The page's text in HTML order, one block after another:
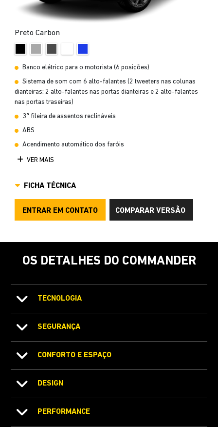
Preto Carbon
Banco elétrico para o motorista (6 posições)
Sistema de som com 6 alto-falantes (2 tweeters nas colunas
dianteiras; 2 alto-falantes nas portas dianteiras e 2 alto-falantes
nas portas traseiras)
3ª fileira de assentos reclináveis
ABS
Acendimento automático dos faróis
VER MAIS
FICHA TÉCNICA
ENTRAR EM CONTATO COMPARAR VERSÃO
OS DETALHES DO COMMANDER
TECNOLOGIA
SEGURANÇA
CONFORTO E ESPAÇO
DESIGN
PERFORMANCE